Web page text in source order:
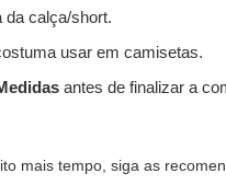
da calça/short.
usar em camisetas.
antes de finalizar a
mais tempo, siga as